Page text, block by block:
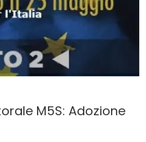
M5S: Adozione